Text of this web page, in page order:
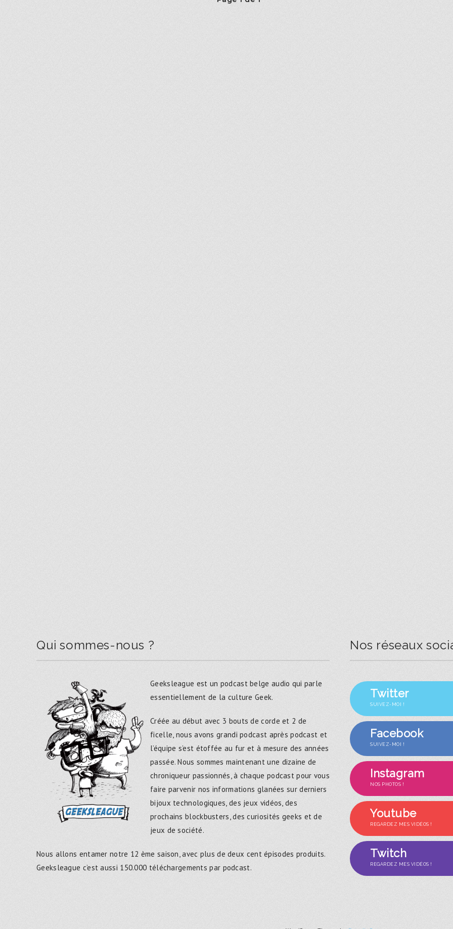
Qui sommes-nous ?
Geeksleague est un podcast belge audio qui parle
essentiellement de la culture Geek.
Créée au début avec 3 bouts de corde et 2 de
ficelle, nous avons grandi podcast après podcast et
l’équipe s’est étoffée au fur et à mesure des années
passée. Nous sommes maintenant une dizaine de
chroniqueur passionnés, à chaque podcast pour vous
faire parvenir nos informations glanées sur derniers
bijoux technologiques, des jeux vidéos, des
prochains blockbusters, des curiosités geeks et de
jeux de société.
Nous allons entamer notre 12 ème saison, avec plus de deux cent épisodes produits.
Geeksleague c’est aussi 150.000 téléchargements par podcast.
Nos réseaux
Twitter
SUIVEZ-MOI !
Facebook
SUIVEZ-MOI !
Instagram
NOS PHOTOS !
Youtube
REGARDEZ MES VIDÉOS !
Twitch
REGARDEZ MES VIDÉOS !